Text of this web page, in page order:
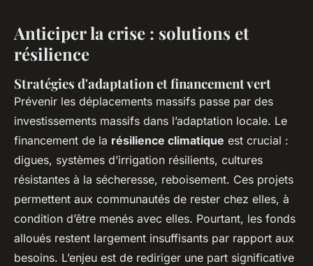
Anticiper la crise : solutions et
résilience
Stratégies d'adaptation et financement vert
Prévenir les déplacements massifs passe par des
investissements massifs dans l’adaptation locale. Le
financement de la résilience climatique est crucial :
digues, systèmes d’irrigation résilients, cultures
résistantes à la sécheresse, reboisement. Ces projets
permettent aux communautés de rester chez elles, à
condition d’être menés avec elles. Pourtant, les fonds
alloués restent largement insuffisants par rapport aux
besoins. L’enjeu est de rediriger une part significative